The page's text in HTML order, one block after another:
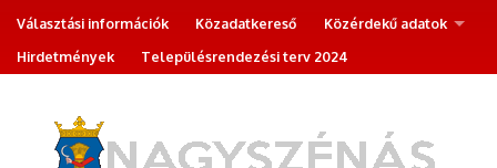
Választási információk
Közadatkereső
Közérdekű adatok
Hirdetmények
Településrendezési terv 2024